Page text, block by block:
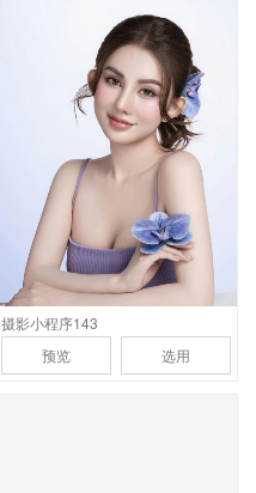
应用场景
适合大型婚纱摄影及摄影
连锁机构，功能含作品展
示，环境展示，联系方
式，预约报价
摄影小程序143
预览
选用